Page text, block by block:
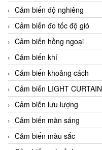
Cảm biến độ nghiêng
Cảm biến đo tốc độ gió
Cảm biến hồng ngoại
Cảm biến khí
Cảm biến khoảng cách
Cảm biến LIGHT CURTAIN
Cảm biến lưu lượng
Cảm biến màn sáng
Cảm biến màu sắc